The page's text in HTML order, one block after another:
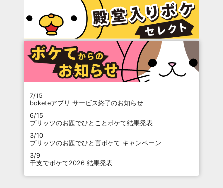
7/15
boketeアプリ サービス終了のお知らせ
6/15
プリッツのお題でひとことボケて結果発表
3/10
プリッツのお題でひと言ボケて キャンペーン
3/9
干支でボケて2026 結果発表